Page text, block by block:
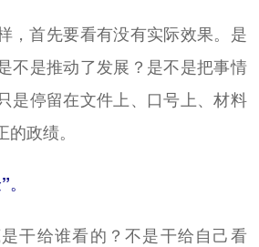
首先要看有没有实际效果。是
不是推动了发展？是不是把事情
是停留在文件上、口号上、材料
政绩。
给谁看的？不是干给自己看